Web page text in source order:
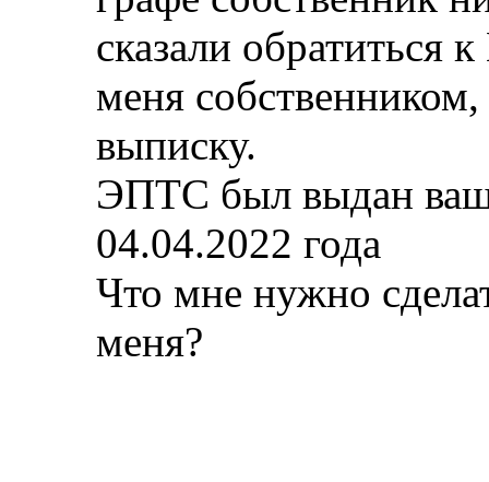
сказали обратиться
меня
выписку.
ЭПТС был выдан
04.04.2022 года
Что мне нужно
меня?